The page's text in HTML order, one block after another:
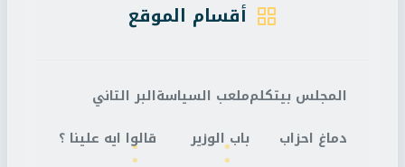
أقسام الموقع
المجلس بيتكلم
دماغ احزاب
ملعب السياسة
باب الوزير
البر التاني
قالوا ايه علينا ؟